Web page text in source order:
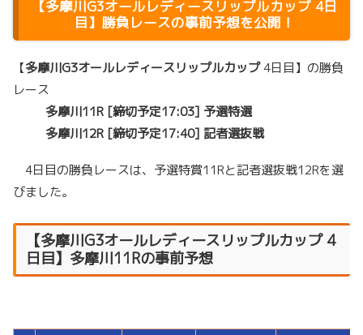
【多摩川G3オールレディースリップルカップ 4日
目】勝負レースの事前予想を公開！
【多摩川G3オールレディースリップルカップ4日目】の勝負
レース
多摩川11R [締切予定17:03] 予選特選
多摩川12R [締切予定17:40] 記者選抜戦
4日目の勝負レースは、予選特賞11Rと記者選抜戦12Rを選
びました。
【多摩川G3オールレディースリップルカップ4
日目】多摩川11Rの事前予想